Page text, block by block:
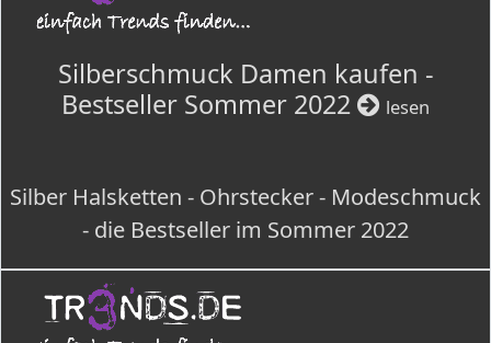
Silberschmuck Damen kaufen -
Bestseller Sommer 2022
lesen
Silber Halsketten - Ohrstecker - Modeschmuck
- die Bestseller im Sommer 2022